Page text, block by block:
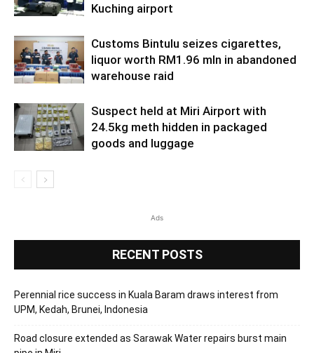
Kuching airport
Customs Bintulu seizes cigarettes,
liquor worth RM1.96 mln in abandoned
warehouse raid
Suspect held at Miri Airport with
24.5kg meth hidden in packaged
goods and luggage
Ads
RECENT POSTS
Perennial rice success in Kuala Baram draws interest from
UPM, Kedah, Brunei, Indonesia
Road closure extended as Sarawak Water repairs burst main